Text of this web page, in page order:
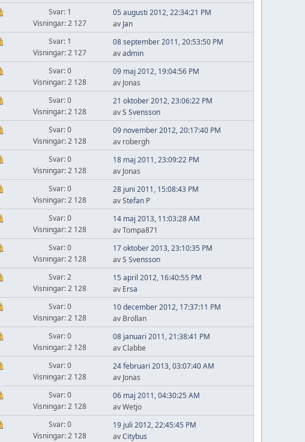
Svar: 1
Visningar: 2 127
05 augusti 2012, 22:34:21 PM
av Jan
Svar: 1
Visningar: 2 127
08 september 2011, 20:53:50 PM
avadmin
Svar: 0
Visningar: 2 128
09 maj 2012, 19:04:56 PM
av Jonas
Svar: 0
Visningar: 2 128
21 oktober 2012, 23:06:22 PM
avS Svensson
Svar: 0
Visningar: 2 128
09 november 2012, 20:17:40 PM
av robergh
Svar: 0
Visningar: 2 128
18 maj 2011, 23:09:22 PM
av Jonas
Svar: 0
Visningar: 2 128
28 juni 2011, 15:08:43 PM
avStefan P
Svar: 0
Visningar: 2 128
14 maj 2013, 11:03:28 AM
av Tompa871
Svar: 0
Visningar: 2 128
17 oktober 2013, 23:10:35 PM
avS Svensson
Svar: 2
Visningar: 2 128
15 april 2012, 16:40:55 PM
av Ersa
Svar: 0
Visningar: 2 128
10 december 2012, 17:37:11 PM
av Brollan
Svar: 0
Visningar: 2 128
08 januari 2011, 21:38:41 PM
av Clabbe
Svar: 0
Visningar: 2 128
24 februari 2013, 03:07:40 AM
av Jonas
Svar: 0
Visningar: 2 128
06 maj 2011, 04:30:25 AM
av Wetjo
Svar: 0
Visningar: 2 128
19 juli 2012, 22:45:45 PM
avCitybus